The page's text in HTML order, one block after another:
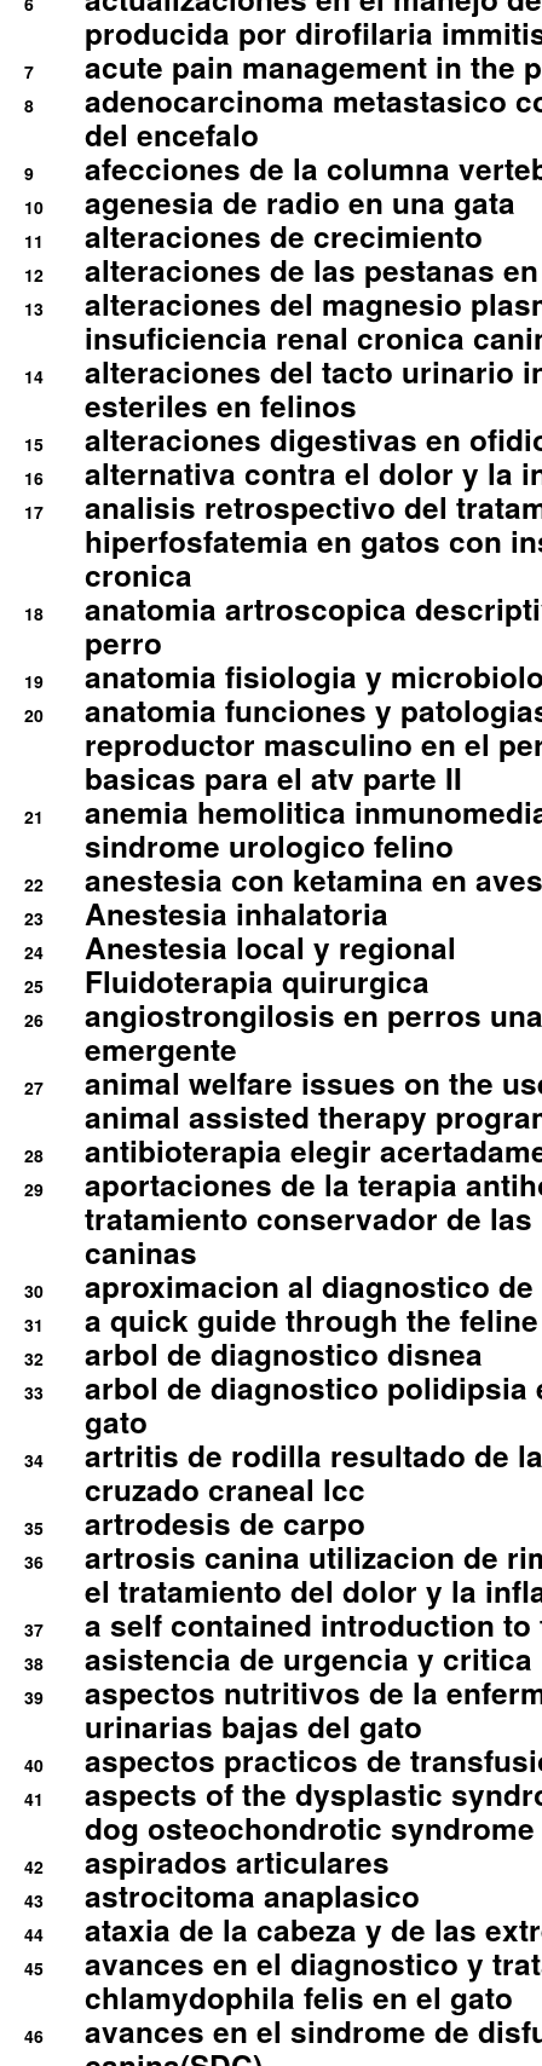
producida por dirofilaria
7 acute pain management in the
8
adenocarcinoma metastasico
del encefalo
9 afecciones de la columna
10 agenesia de radio en una gata
11 alteraciones de crecimiento
12 alteraciones de las pestanas
13
alteraciones del magnesio
insuficiencia renal cronica
14
alteraciones del tacto urinario
esteriles en felinos
15 alteraciones digestivas en
16 alternativa contra el dolor y la
17
analisis retrospectivo del
hiperfosfatemia en gatos con
cronica
18
anatomia artroscopica
perro
19 anatomia fisiologia y
20
anatomia funciones y
reproductor masculino en el
basicas para el atv parte II
21
anemia hemolitica
sindrome urologico felino
22 anestesia con ketamina en
23 Anestesia inhalatoria
24 Anestesia local y regional
25 Fluidoterapia quirurgica
26
angiostrongilosis en perros
emergente
27
animal welfare issues on the
animal assisted therapy
28 antibioterapia elegir
29
aportaciones de la terapia
tratamiento conservador de
caninas
30 aproximacion al diagnostico
31 a quick guide through the
32 arbol de diagnostico disnea
33
arbol de diagnostico polidipsia
gato
34
artritis de rodilla resultado de
cruzado craneal lcc
35 artrodesis de carpo
36
artrosis canina utilizacion de
el tratamiento del dolor y la
37 a self contained introduction
38 asistencia de urgencia y
39
aspectos nutritivos de la
urinarias bajas del gato
40 aspectos practicos de
41
aspects of the dysplastic
dog osteochondrotic syndrome
42 aspirados articulares
43 astrocitoma anaplasico
44 ataxia de la cabeza y de las
45
avances en el diagnostico y
chlamydophila felis en el gato
46
avances en el sindrome de